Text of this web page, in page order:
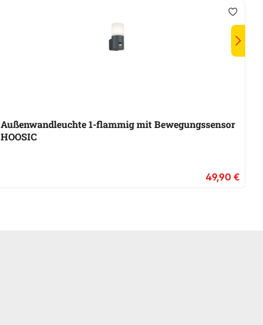
Außenwandleuchte 1-flammig mit Bewegungssensor
HOOSIC
49,90 €